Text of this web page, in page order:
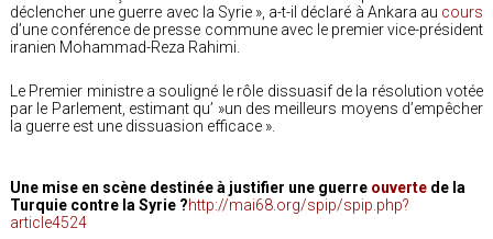
déclencher une guerre avec la Syrie », a-t-il déclaré à Ankara au cours
d’une conférence de presse commune avec le premier vice-président
iranien Mohammad-Reza Rahimi.
Le Premier ministre a souligné le rôle dissuasif de la résolution votée
par le Parlement, estimant qu’ »un des meilleurs moyens d’empêcher
la guerre est une dissuasion efficace ».
Une mise en scène destinée à justifier une guerre ouverte de la
Turquie contre la Syrie ?http://mai68.org/spip/spip.php?
article4524